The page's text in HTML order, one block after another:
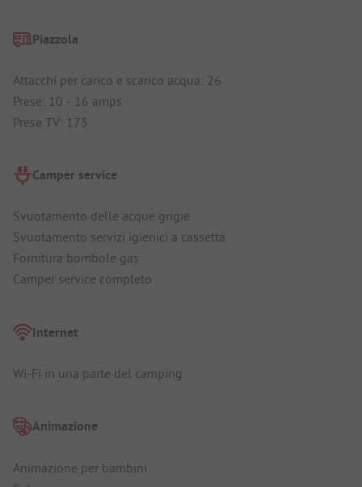
Piazzola
Attacchi per carico e scarico acqua: 26
Prese: 10 - 16 amps
Prese TV: 175
Camper service
Svuotamento delle acque grigie
Svuotamento servizi igienici a cassetta
Fornitura bombole gas
Camper service completo
Internet
Wi-Fi in una parte del camping
Animazione
Animazione per bambini